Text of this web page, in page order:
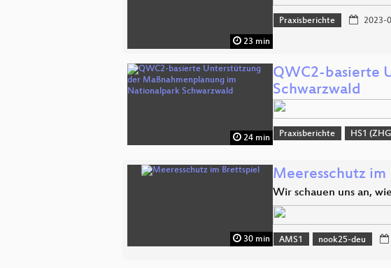
23 min
Praxisberichte 2023-
24 min
QWC2-basierte
Schwarzwald
Praxisberichte HS1
30 min
Meeresschutz
Wir schauen uns an,
AMS1 nook25-deu